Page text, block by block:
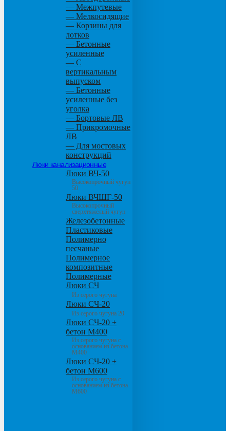
— Межпутевые
— Мелкосидящие
— Корзины для
лотков
— Бетонные
усиленные
— С
вертикальным
выпуском
— Бетонные
усиленные без
уголка
— Бортовые ЛВ
— Прикромочные
ЛВ
— Для мостовых
конструкций
Люки канализационные
Люки ВЧ-50
Высокопрочный чугун
50
Люки ВЧШГ-50
Высокопрочный
сверхтяжелый чугун
Железобетонные
Пластиковые
Полимерно
песчаные
Полимерное
композитные
Полимерные
Люки СЧ
Из серого чугуна
Люки СЧ-20
Из серого чугуна 20
Люки СЧ-20 +
бетон М400
Из серого чугуна с
основанием из бетона
М400
Люки СЧ-20 +
бетон М600
Из серого чугуна с
основанием из бетона
М600